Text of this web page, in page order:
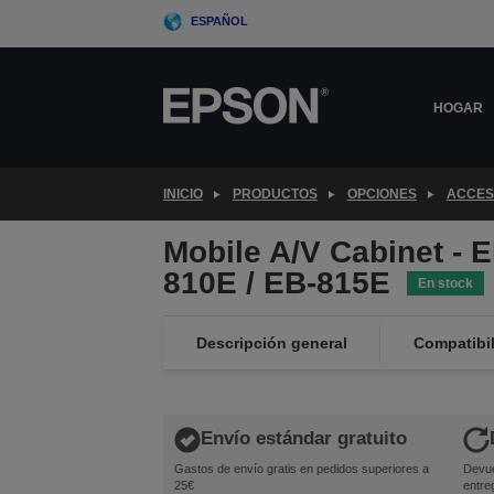
ESPAÑOL
HOGAR
INICIO PRODUCTOS OPCIONES
Mobile A/V Cabinet -
810E / EB-815E
En stock
Descripción general
Envío estándar gratuito
Gastos de envío gratis en pedidos superiores a
25€